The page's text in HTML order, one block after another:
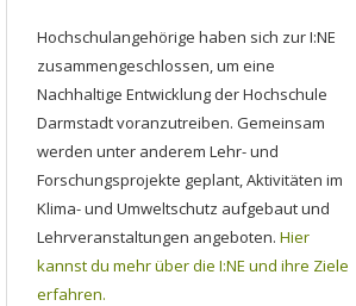
Hochschulangehörige haben sich zur I:NE
zusammengeschlossen, um eine
Nachhaltige Entwicklung der Hochschule
Darmstadt voranzutreiben. Gemeinsam
werden unter anderem Lehr- und
Forschungsprojekte geplant, Aktivitäten im
Klima- und Umweltschutz aufgebaut und
Lehrveranstaltungen angeboten. Hier
kannst du mehr über die I:NE und ihre Ziele
erfahren.